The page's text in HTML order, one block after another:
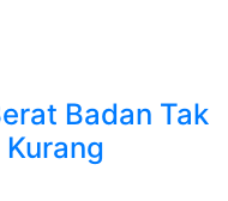
Badan Tak